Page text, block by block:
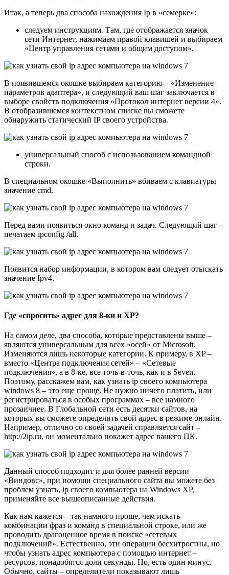
Итак, а теперь два способа нахождения Ip в «семерке»:
следуем инструкциям. Там, где отображается значок
сети Интернет, нажимаем правой клавишей и выбираем
«Центр управления сетями и общим доступом».
В появившемся окошке выбираем категорию – «Изменение
параметров адаптера», и следующий ваш шаг заключается в
выборе свойств подключения «Протокол интернет версии 4».
В отобразившемся контекстном списке вы сможете
обнаружить статический IP своего устройства.
универсальный способ с использованием командной
строки.
В специальном окошке «Выполнить» вбиваем с клавиатуры
значение cmd.
Перед вами появиться окно команд и задач. Следующий шаг –
печатаем ipconfig /all.
Появится набор информации, в котором вам следует отыскать
значение Ipv4.
Где «спросить» адрес для 8-ки и XP?
На самом деле, два способа, которые представлены выше –
являются универсальным для всех «осей» от Microsoft.
Изменяются лишь некоторые категории. К примеру, в XP –
вместо «Центра подключения сетей» – «Сетевые
подключения», а в 8-ке, все точь-в-точь, как и в Seven.
Поэтому, расскажем вам, как узнать ip своего компьютера
windows 8 – это еще проще. Не нужно ничего платить, или
регистрироваться в особых программах – все намного
прозаичнее. В Глобальной сети есть десятки сайтов, на
которых вы сможете определить свой адрес в режиме онлайн.
Например, отлично со своей задачей справляется сайт –
http://2ip.ru, он моментально покажет адрес вашего ПК.
Данный способ подходит и для более ранней версии
«Виндовс», при помощи специального сайта вы можете без
проблем узнать, ip своего компьютера на Windows XP,
применяйте все вышеописанные действия.
Как нам кажется – так намного проще, чем искать
комбинации фраз и команд в специальной строке, или же
проводить драгоценное время в поиске «сетевых
подключений». Естественно, эти операции бесхитростны, но
чтобы узнать адрес компьютера с помощью интернет –
ресурсов, понадобятся доли секунды. Но, есть один минус.
Обычно, сайты – определители показывают лишь